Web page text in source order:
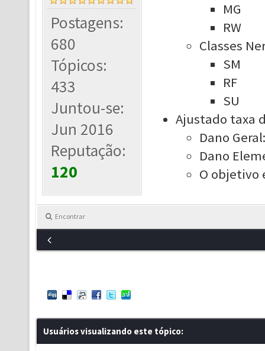
Postagens:
680
Tópicos:
433
Juntou-se:
Jun 2016
Reputação:
120
MG
RW
Classes
SM
RF
SU
Ajustado taxa
Dano
Dano
O objetivo
Encontrar
Usuários visualizando este tópico: